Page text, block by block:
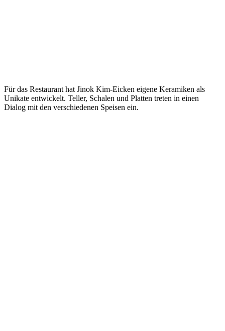
Für das Restaurant hat Jinok Kim-Eicken eigene Keramiken als
Unikate entwickelt. Teller, Schalen und Platten treten in einen
Dialog mit den verschiedenen Speisen ein.